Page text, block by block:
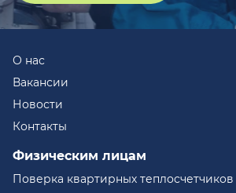
О нас
Вакансии
Новости
Контакты
Физическим лицам
Поверка квартирных теплосчетчиков